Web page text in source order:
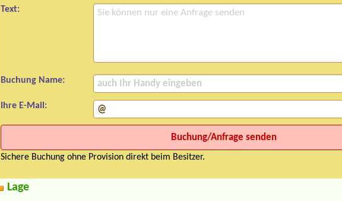
Text:
Buchung Name:
Ihre E-Mail:
Sichere Buchung ohne Provision direkt beim Besitzer.
Lage